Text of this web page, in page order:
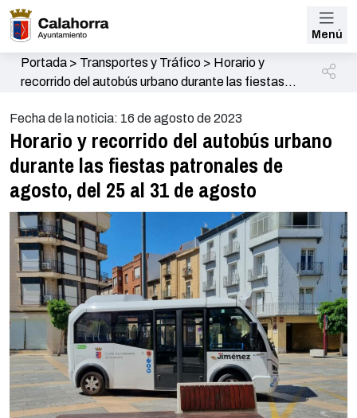
Menú
Portada> Transportes y Tráfico> Horario y
recorrido del autobús urbano durante las fiestas
Fecha de la noticia: 16 de agosto de 2023
Horario y recorrido del autobús urbano
durante las fiestas patronales de
agosto, del 25 al 31 de agosto